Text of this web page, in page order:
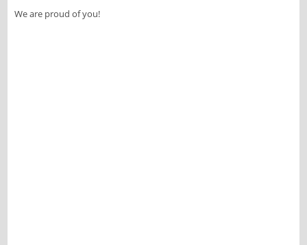
We are proud of you!